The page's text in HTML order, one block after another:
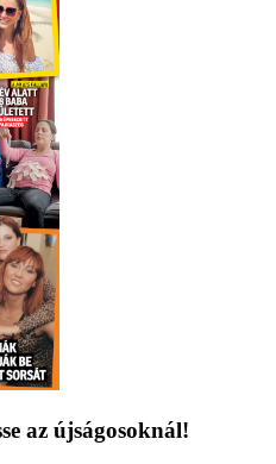
az újságosoknál!